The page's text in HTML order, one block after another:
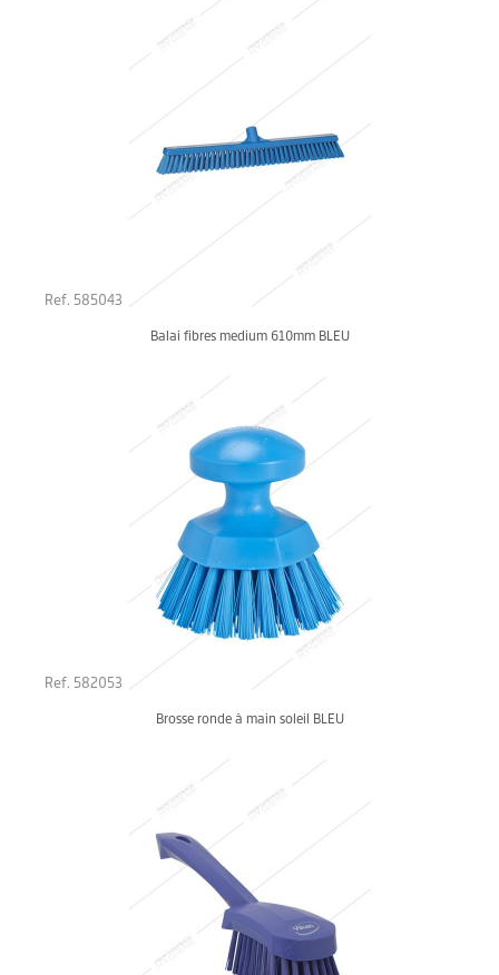
Ref. 585043
Balai fibres medium 610mm BLEU
Ref. 582053
Brosse ronde à main soleil BLEU